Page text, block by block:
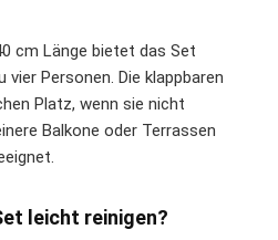
cm Länge bietet das Set
Personen. Die klappbaren
Platz, wenn sie nicht
Balkone oder Terrassen
leicht reinigen?